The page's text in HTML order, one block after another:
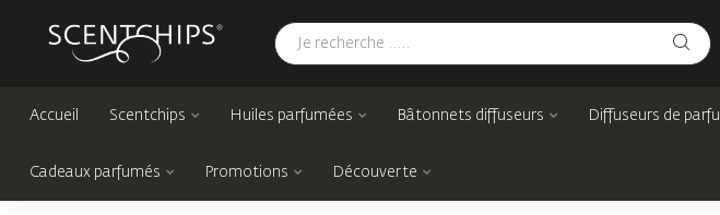
Accueil Scentchips Huiles parfumées Bâtonnets diffuseurs Diffuseurs de
Cadeaux parfumés Promotions Découverte